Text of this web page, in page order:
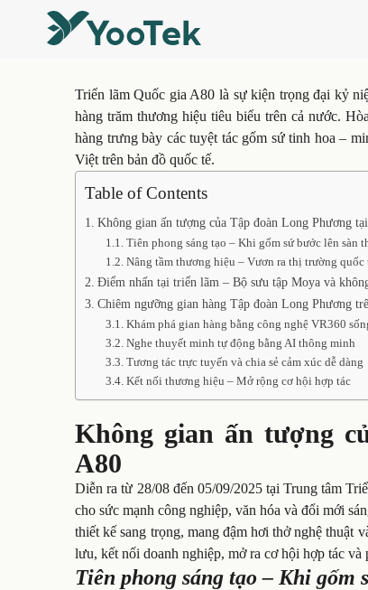
Triển lãm Quốc gia A80 là sự kiện trọng đại kỷ
hàng trăm thương hiệu tiêu biểu trên cả nước.
hàng trưng bày các tuyệt tác gốm sứ tinh hoa –
Việt trên bản đồ quốc tế.
Table of Contents
Không gian ấn tượng của Tập đoàn Long Phương
Tiên phong sáng tạo – Khi gốm sứ bước lên sàn
Nâng tầm thương hiệu – Vươn ra thị trường quốc
Điểm nhấn tại triển lãm – Bộ sưu tập Moya và
Chiêm ngưỡng gian hàng Tập đoàn Long Phương
Khám phá gian hàng bằng công nghệ VR360
Nghe thuyết minh tự động bằng AI thông minh
Tương tác trực tuyến và chia sẻ cảm xúc dễ dàng
Kết nối thương hiệu – Mở rộng cơ hội hợp tác
Không gian ấn tượng
A80
Diễn ra từ 28/08 đến 05/09/2025 tại Trung tâm
cho sức mạnh công nghiệp, văn hóa và đổi mới
thiết kế sang trọng, mang đậm hơi thở nghệ thuật
lưu, kết nối doanh nghiệp, mở ra cơ hội hợp tác và
Tiên phong sáng tạo – Khi